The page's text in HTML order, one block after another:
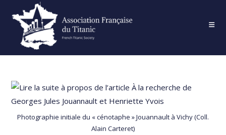
content
Photographie initiale du « cénotaphe » Jouannault à Vichy (Coll.
Alain Carteret)